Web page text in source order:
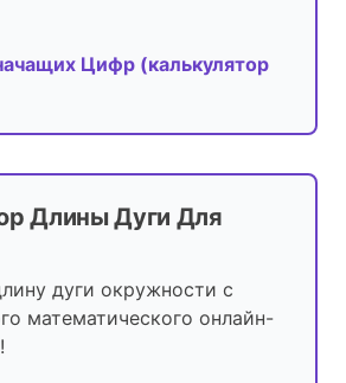
Цифр (калькулятор
Длины Дуги Для
дуги окружности с
математического онлайн-